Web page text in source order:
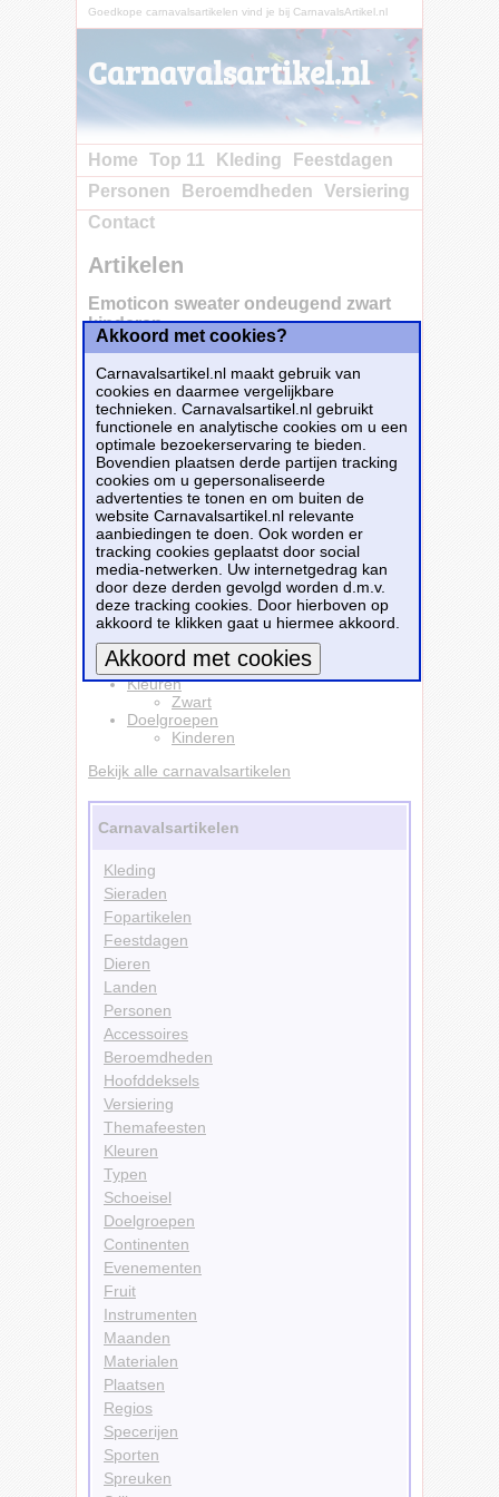
Goedkope carnavalsartikelen vind je bij CarnavalsArtikel.nl
Carnavalsartikel.nl
Home Top 11 Kleding
Feestdagen
Personen
Beroemdheden
Versiering
Contact
Artikelen
Emoticon sweater ondeugend zwart
kinderen
emoticon sweater ondeugend zwart kinderen
voor jongens en meisjes. Op deze kinder trui
staat een grote emoticon die ondeugend kijkt.
Materiaal: 80% katoen en 20% polyester (260
grams)
Dit carnavalsartikelEmoticon sweater
ondeugend zwart kinderenis te bestellen bij
Partyshopper.nlvoor€ 19,49 .
Bestellen
Kleding
Truien
Sweaters
Kleuren
Zwart
Doelgroepen
Kinderen
Bekijk alle carnavalsartikelen
Carnavalsartikelen
Kleding
Sieraden
Fopartikelen
Feestdagen
Dieren
Landen
Personen
Accessoires
Beroemdheden
Hoofddeksels
Versiering
Themafeesten
Kleuren
Typen
Schoeisel
Doelgroepen
Continenten
Evenementen
Fruit
Instrumenten
Maanden
Materialen
Plaatsen
Regios
Specerijen
Sporten
Spreuken
Akkoord met cookies?
Carnavalsartikel.nl maakt gebruik van
cookies en daarmee vergelijkbare
technieken. Carnavalsartikel.nl gebruikt
functionele en analytische cookies om u een
optimale bezoekerservaring te bieden.
Bovendien plaatsen derde partijen tracking
cookies om u gepersonaliseerde
advertenties te tonen en om buiten de
website Carnavalsartikel.nl relevante
aanbiedingen te doen. Ook worden er
tracking cookies geplaatst door social
media-netwerken. Uw internetgedrag kan
door deze derden gevolgd worden d.m.v.
deze tracking cookies. Door hierboven op
akkoord te klikken gaat u hiermee akkoord.
Meer informatie